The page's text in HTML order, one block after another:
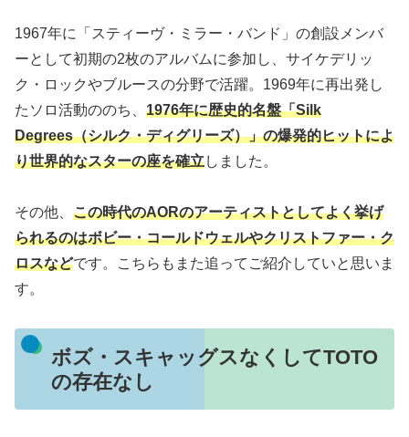
1967年に「スティーヴ・ミラー・バンド」の創設メンバ
ーとして初期の2枚のアルバムに参加し、サイケデリッ
ク・ロックやブルースの分野で活躍。1969年に再出発し
たソロ活動ののち、 1976年に歴史的名盤「Silk
Degrees（シルク・ディグリーズ）」の爆発的ヒットによ
り世界的なスターの座を確立しました。
その他、 この時代のAORのアーティストとしてよく挙げ
られるのはボビー・コールドウェルやクリストファー・ク
ロスなどです。こちらもまた追ってご紹介していと思いま
す。
ボズ・スキャッグスなくしてTOTO
の存在なし